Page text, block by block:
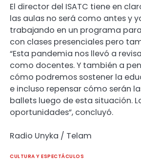
El director del ISATC tiene en
las aulas no será como antes y
trabajando en un programa
con clases presenciales pero
“Esta pandemia nos llevó a
como docentes. Y también a
cómo podremos sostener la
e incluso repensar cómo serán
ballets luego de esta situación.
oportunidades”, concluyó.
Radio Unyka / Telam
CULTURA Y ESPECTÁCULOS